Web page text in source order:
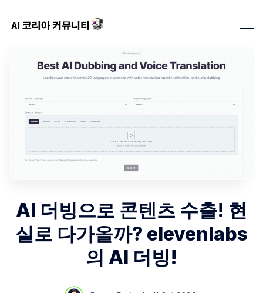
AI 더빙으로 콘텐츠 수출! 현
실로 다가올까? elevenlabs
의 AI 더빙!